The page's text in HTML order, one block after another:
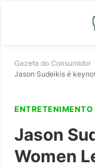
Gazeta do Consumidor
Jason Sudeikis é
ENTRETENIMENTO
Jason
Women